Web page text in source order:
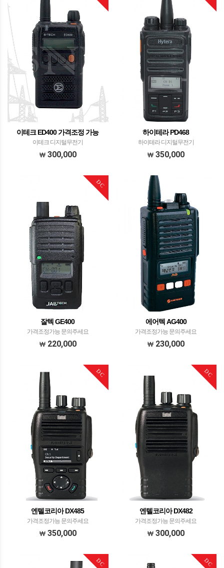
이테크 ED400 가격조정 가능
이테크 디지털무전기
300,000
하이테라 PD468
하이테라 디지털무전기
350,000
DC
잘텍 GE400
가격조정가능 문의주세요
220,000
에어텍 AG400
가격조정가능 문의주세요
230,000
DC
엔텔코리아 DX485
가격조정가능 문의주세요
350,000
DC
엔텔코리아 DX482
가격조정가능 문의주세요
300,000
DC DC